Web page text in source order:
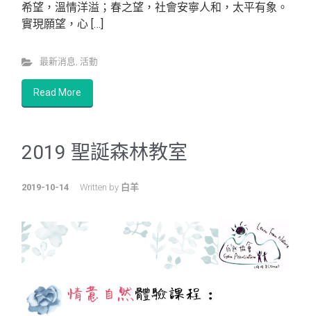
希望，溫情洋溢；春之望，社會安寧人和，太平有象。
實現願望，心 […]
最新消息, 活動
Read More
2019 聖誕森林教室
2019-10-14 Written by 白羊